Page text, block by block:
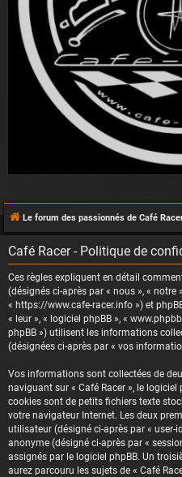
Le forum des passionnés de Café
Café Racer - Politique de
Ces règles expliquent en détail
(désignés ci-après par « nous », « notre
« https://www.cafe-racer.info ») et
« leur », « logiciel phpBB », «
phpBB ») utilisent les informations
(désignées ci-après par « vos
Vos informations sont collectées de
naviguant sur « Café Racer », le
cookies sont de petits fichiers texte
votre navigateur Internet. Les deux
utilisateur (désigné ci-après par « user-
anonyme (désigné ci-après par «
assignés par le logiciel phpBB. Un
aurez parcouru les sujets de « Café